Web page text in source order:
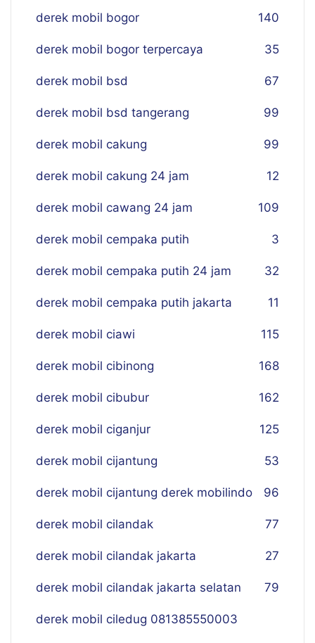
derek mobil bogor 140
derek mobil bogor terpercaya 35
derek mobil bsd 67
derek mobil bsd tangerang 99
derek mobil cakung 99
derek mobil cakung 24 jam 12
derek mobil cawang 24 jam 109
derek mobil cempaka putih 3
derek mobil cempaka putih 24 jam 32
derek mobil cempaka putih jakarta 11
derek mobil ciawi 115
derek mobil cibinong 168
derek mobil cibubur 162
derek mobil ciganjur 125
derek mobil cijantung 53
derek mobil cijantung derek mobilindo 96
derek mobil cilandak 77
derek mobil cilandak jakarta 27
derek mobil cilandak jakarta selatan 79
derek mobil ciledug 081385550003